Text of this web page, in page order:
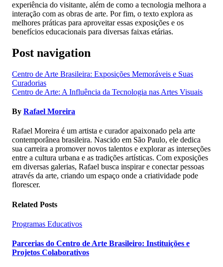
experiência do visitante, além de como a tecnologia melhora a
interação com as obras de arte. Por fim, o texto explora as
melhores práticas para aproveitar essas exposições e os
benefícios educacionais para diversas faixas etárias.
Post navigation
Centro de Arte Brasileira: Exposições Memoráveis e Suas
Curadorias
Centro de Arte: A Influência da Tecnologia nas Artes Visuais
By Rafael Moreira
Rafael Moreira é um artista e curador apaixonado pela arte
contemporânea brasileira. Nascido em São Paulo, ele dedica
sua carreira a promover novos talentos e explorar as interseções
entre a cultura urbana e as tradições artísticas. Com exposições
em diversas galerias, Rafael busca inspirar e conectar pessoas
através da arte, criando um espaço onde a criatividade pode
florescer.
Related Posts
Programas Educativos
Parcerias do Centro de Arte Brasileiro: Instituições e
Projetos Colaborativos